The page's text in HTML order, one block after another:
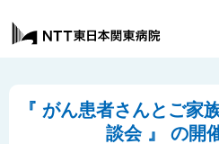
『 がん患者さんとご家
談会 』 の開